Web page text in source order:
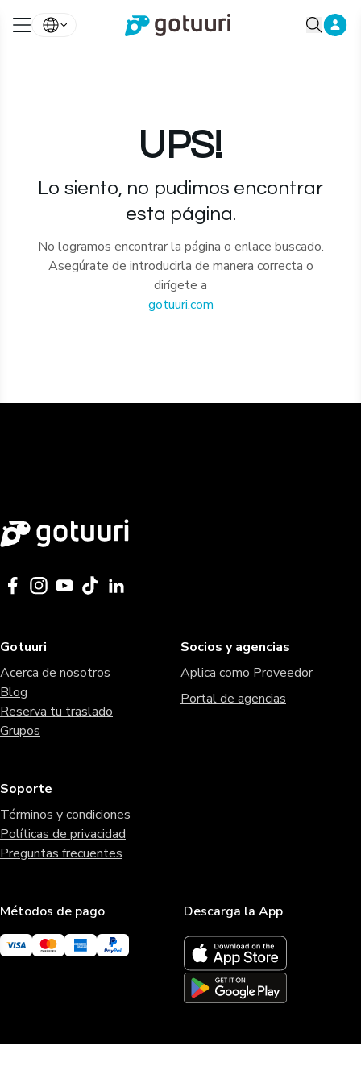
UPS!
Lo siento, no pudimos encontrar
esta página.
No logramos encontrar la página o enlace buscado.
Asegúrate de introducirla de manera correcta o
dirígete a
gotuuri.com
Gotuuri
Acerca de nosotros
Blog
Reserva tu traslado
Grupos
Socios y agencias
Aplica como Proveedor
Portal de agencias
Soporte
Términos y condiciones
Políticas de privacidad
Preguntas frecuentes
Métodos de pago Descarga la App